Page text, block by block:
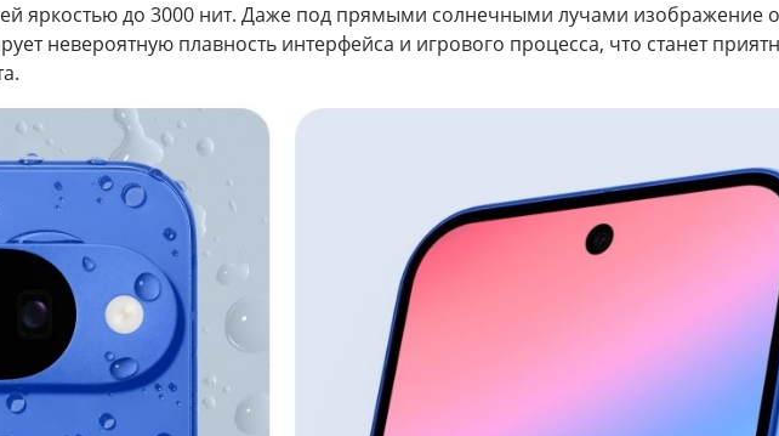
яркостью до 3000 нит. Даже под прямыми солнечными лучами изображение
невероятную плавность интерфейса и игрового процесса, что станет